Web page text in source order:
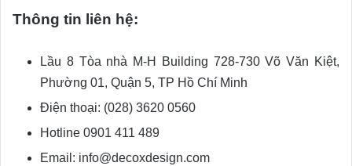
Thông tin liên hệ:
Lầu 8 Tòa nhà M-H Building 728-730 Võ Văn Kiệt,
Phường 01, Quận 5, TP Hồ Chí Minh
Điện thoại: (028) 3620 0560
Hotline 0901 411 489
Email: info@decoxdesign.com